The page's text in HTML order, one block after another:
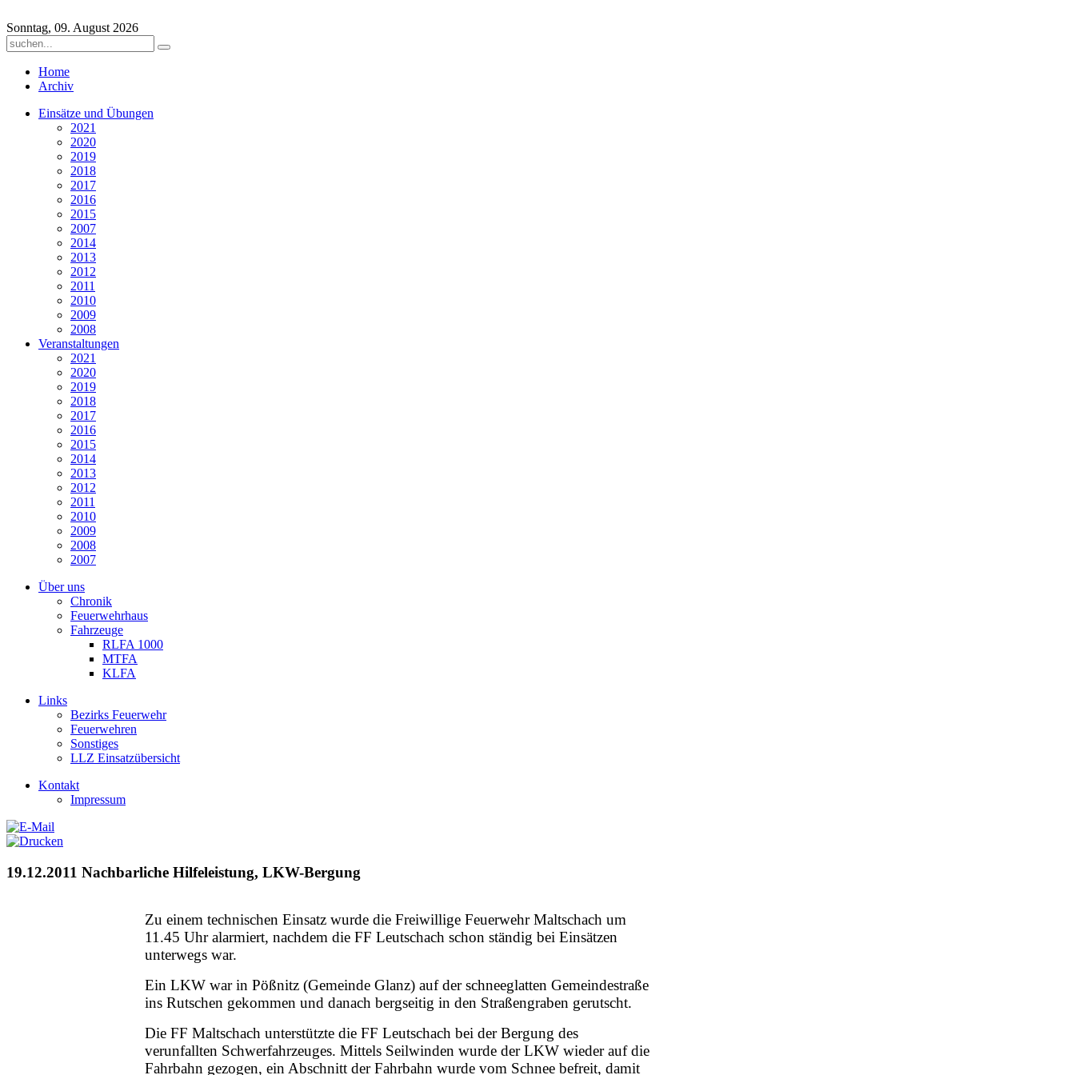
Sonntag, 09. August 2026
Home
Archiv
Einsätze und Übungen
2021
2020
2019
2018
2017
2016
2015
2007
2014
2013
2012
2011
2010
2009
2008
Veranstaltungen
2021
2020
2019
2018
2017
2016
2015
2014
2013
2012
2011
2010
2009
2008
2007
Über uns
Chronik
Feuerwehrhaus
Fahrzeuge
RLFA 1000
MTFA
KLFA
Links
Bezirks Feuerwehr
Feuerwehren
Sonstiges
LLZ Einsatzübersicht
Kontakt
Impressum
19.12.2011 Nachbarliche Hilfeleistung, LKW-Bergung
Zu einem technischen Einsatz wurde die Freiwillige Feuerwehr Maltschach um
11.45 Uhr alarmiert, nachdem die FF Leutschach schon ständig bei Einsätzen
unterwegs war.
Ein LKW war in Pößnitz (Gemeinde Glanz) auf der schneeglatten Gemeindestraße
ins Rutschen gekommen und danach bergseitig in den Straßengraben gerutscht.
Die FF Maltschach unterstützte die FF Leutschach bei der Bergung des
verunfallten Schwerfahrzeuges. Mittels Seilwinden wurde der LKW wieder auf die
Fahrbahn gezogen, ein Abschnitt der Fahrbahn wurde vom Schnee befreit, damit